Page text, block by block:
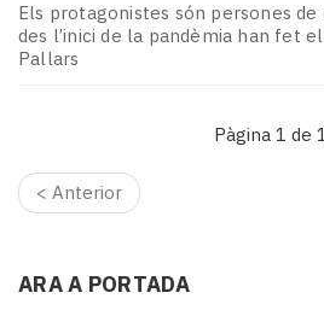
Els protagonistes són persones
des l’inici de la pandèmia han fet
Pallars
Pàgina 1 de
< Anterior
ARA A PORTADA